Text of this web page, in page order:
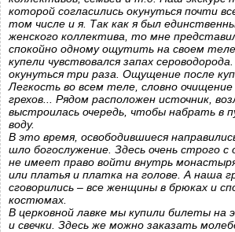
которой согласились окунуться почти
том числе и я. Так как я был
женского коллектива, то мне
спокойно одному ощутить на своем
купели чувствовался запах
окунуться три раза. Ощущение после
Легкость во всем теле, словно
грехов... Рядом расположен источник,
выстроилась очередь, чтобы набрать в
воду.
В это время, освободившиеся
шло богослужение. Здесь очень строго
не имеет право войти внутрь
или платья и платка на голове. А наша
сговорились – все женщины в брюках и
костюмах.
В церковной лавке мы купили билеты на
и свечки. Здесь же можно заказать